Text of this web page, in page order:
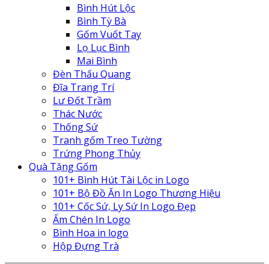
Bình Hút Lộc
Bình Tỳ Bà
Gốm Vuốt Tay
Lọ Lục Bình
Mai Bình
Đèn Thấu Quang
Đĩa Trang Trí
Lư Đốt Trầm
Thác Nước
Thống Sứ
Tranh gốm Treo Tường
Trứng Phong Thủy
Quà Tặng Gốm
101+ Bình Hút Tài Lộc in Logo
101+ Bộ Đồ Ăn In Logo Thương Hiệu
101+ Cốc Sứ, Ly Sứ In Logo Đẹp
Ấm Chén In Logo
Bình Hoa in logo
Hộp Đựng Trà